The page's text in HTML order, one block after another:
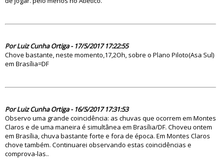
Por Luiz Cunha Ortiga - 17/5/2017 17:22:55
Chove bastante, neste momento,17,2Oh, sobre o Plano Piloto(Asa Sul)
em Brasília=DF
Por Luiz Cunha Ortiga - 16/5/2017 17:31:53
Observo uma grande coincidência: as chuvas que ocorrem em Montes
Claros e de uma maneira é simultânea em Brasília/DF. Choveu ontem
em Brasília, chuva bastante forte e fora de época. Em Montes Claros
chove também. Continuarei observando estas coincidências e
comprova-las..